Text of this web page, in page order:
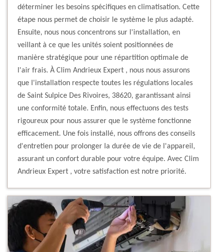
déterminer les besoins spécifiques en climatisation. Cette
étape nous permet de choisir le système le plus adapté.
Ensuite, nous nous concentrons sur l'installation, en
veillant à ce que les unités soient positionnées de
manière stratégique pour une répartition optimale de
l'air frais. À Clim Andrieux Expert , nous nous assurons
que l'installation respecte toutes les régulations locales
de Saint Sulpice Des Rivoires, 38620, garantissant ainsi
une conformité totale. Enfin, nous effectuons des tests
rigoureux pour nous assurer que le système fonctionne
efficacement. Une fois installé, nous offrons des conseils
d'entretien pour prolonger la durée de vie de l'appareil,
assurant un confort durable pour votre équipe. Avec Clim
Andrieux Expert , votre satisfaction est notre priorité.